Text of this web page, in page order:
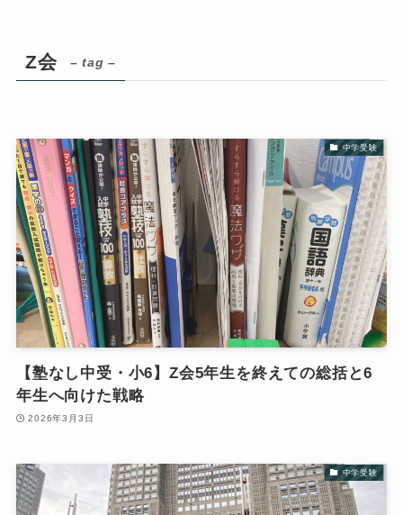
Z会 – tag –
中学受験
【塾なし中受・小6】Z会5年生を終えての総括と6
年生へ向けた戦略
2026年3月3日
中学受験